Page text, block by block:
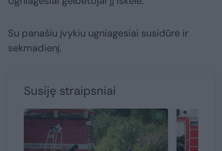
Su panašiu įvykiu ugniagesiai susidūrė ir
sekmadienį.
Susiję straipsniai